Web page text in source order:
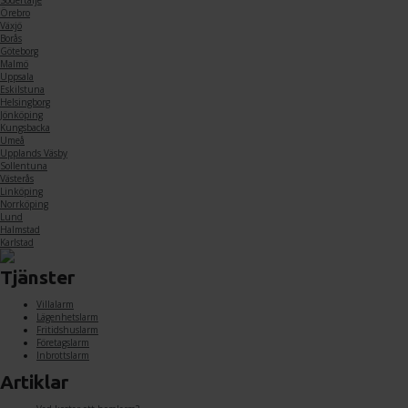
Örebro
Växjö
Borås
Göteborg
Malmö
Uppsala
Eskilstuna
Helsingborg
Jönköping
Kungsbacka
Umeå
Upplands Väsby
Sollentuna
Västerås
Linköping
Norrköping
Lund
Halmstad
Karlstad
Tjänster
Villalarm
Lägenhetslarm
Fritidshuslarm
Företagslarm
Inbrottslarm
Artiklar